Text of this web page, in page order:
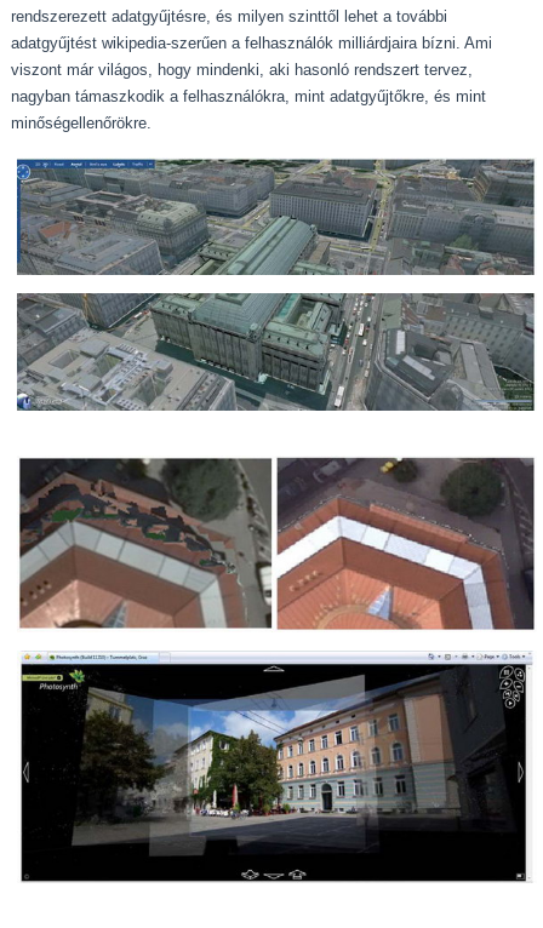
rendszerezett adatgyűjtésre, és milyen szinttől lehet a további
adatgyűjtést wikipedia-szerűen a felhasználók milliárdjaira bízni. Ami
viszont már világos, hogy mindenki, aki hasonló rendszert tervez,
nagyban támaszkodik a felhasználókra, mint adatgyűjtőkre, és mint
minőségellenőrökre.